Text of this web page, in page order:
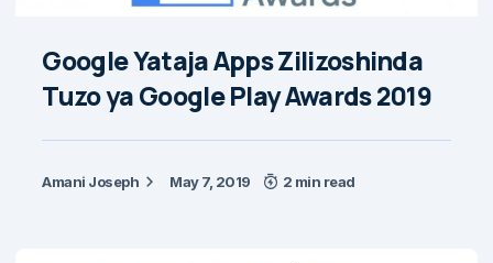
Google Yataja Apps Zilizoshinda
Tuzo ya Google Play Awards 2019
Amani Joseph May 7, 2019 2 min read